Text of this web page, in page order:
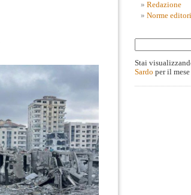
Redazione
Norme
Stai
Sardo per il